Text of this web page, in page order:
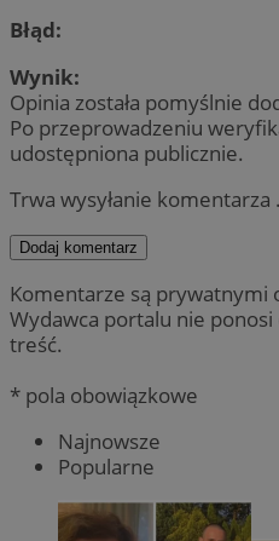
Błąd:
Wynik:
Opinia została pomyślnie
Po przeprowadzeniu
udostępniona publicznie.
Trwa wysyłanie komentarza
Dodaj komentarz
Komentarze są prywatnymi
Wydawca portalu nie
treść.
* pola obowiązkowe
Najnowsze
Popularne